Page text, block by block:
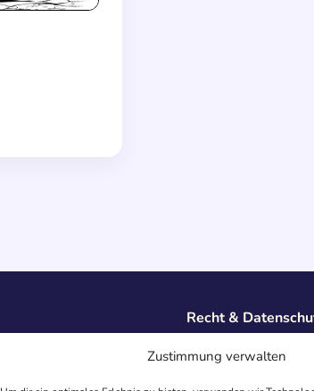
Zustimmung verwalten
Recht &
Datenschutz